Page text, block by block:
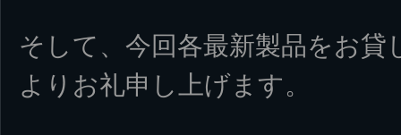
そして、今回各最新製品をお貸
よりお礼申し上げます。